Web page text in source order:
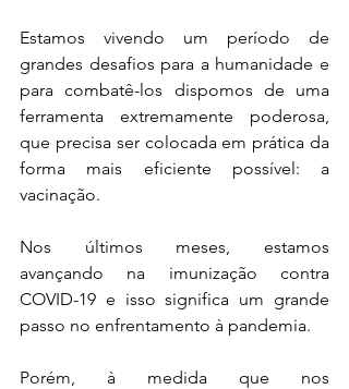
Estamos vivendo um período de
grandes desafios para a humanidade e
para combatê-los dispomos de uma
ferramenta extremamente poderosa,
que precisa ser colocada em prática da
forma mais eficiente possível: a
vacinação.
Nos últimos meses, estamos
avançando na imunização contra
COVID-19 e isso significa um grande
passo no enfrentamento à pandemia.
Porém, à medida que nos